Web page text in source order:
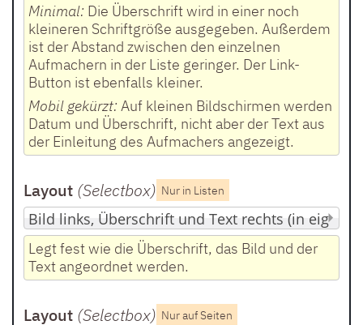
Minimal: Die Überschrift wird in einer noch
kleineren Schriftgröße ausgegeben. Außerdem
ist der Abstand zwischen den einzelnen
Aufmachern in der Liste geringer. Der Link-
Button ist ebenfalls kleiner.
Mobil gekürzt: Auf kleinen Bildschirmen werden
Datum und Überschrift, nicht aber der Text aus
der Einleitung des Aufmachers angezeigt.
Layout (Selectbox) Nur in Listen
Legt fest wie die Überschrift, das Bild und der
Text angeordnet werden.
Layout (Selectbox) Nur auf Seiten